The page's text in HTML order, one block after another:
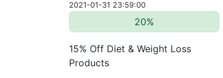
2021-01-31 23:59:00
20%
15% Off Diet & Weight Loss
Products